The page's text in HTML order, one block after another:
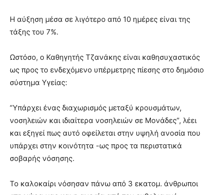
Η αύξηση μέσα σε λιγότερο από 10 ημέρες είναι της
τάξης του 7%.
Ωστόσο, ο Καθηγητής Τζανάκης είναι καθησυχαστικός
ως προς το ενδεχόμενο υπέρμετρης πίεσης στο δημόσιο
σύστημα Υγείας:
“Υπάρχει ένας διαχωρισμός μεταξύ κρουσμάτων,
νοσηλειών και ιδιαίτερα νοσηλειών σε Μονάδες”, λέει
και εξηγεί πως αυτό οφείλεται στην υψηλή ανοσία που
υπάρχει στην κοινότητα -ως προς τα περιστατικά
σοβαρής νόσησης.
Το καλοκαίρι νόσησαν πάνω από 3 εκατομ. άνθρωποι